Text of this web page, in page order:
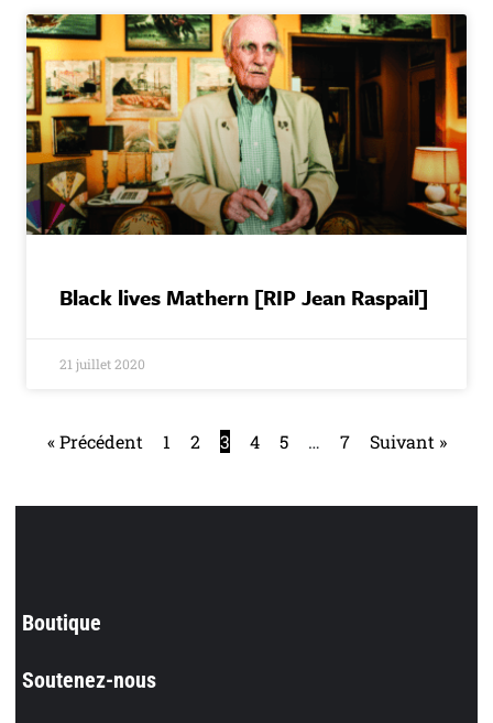
Black lives Mathern [RIP Jean Raspail]
21 juillet 2020
« Précédent 1 2 3 4 5 … 7 Suivant »
Boutique
Soutenez-nous